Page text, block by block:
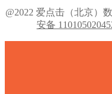
@2022 爱点击（北京）
安备